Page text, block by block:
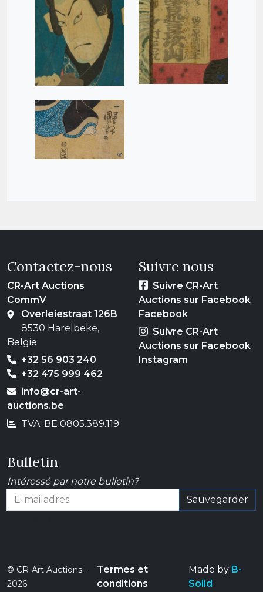
Contactez-nous
CR-Art Auctions
CommV
Overleiestraat 126B
8530 Harelbeke,
België
+32 56 903 240
+32 475 999 462
info@cr-art-
auctions.be
TVA: BE 0805.389.119
Suivre nous
Suivre CR-Art
Auctions sur Facebook
Facebook
Suivre CR-Art
Auctions sur Facebook
Instagram
Bulletin
Intéressé par notre bulletin?
Sauvegarder
© CR-Art Auctions -
2026
Termes et
conditions
Made by B-
Solid